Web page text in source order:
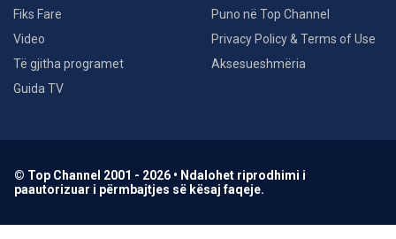
Fiks Fare
Video
Të gjitha programet
Guida TV
Puno në Top Channel
Privacy Policy & Terms of Use
Aksesueshmëria
© Top Channel 2001 - 2026 • Ndalohet riprodhimi i
paautorizuar i përmbajtjes së kësaj faqeje.